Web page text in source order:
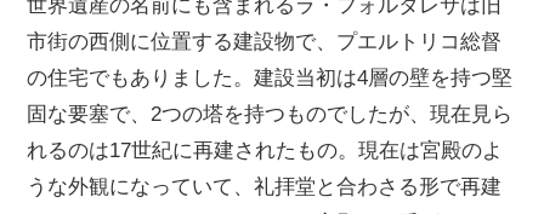
世界遺産の名前にも含まれるラ・フォルタレサは旧
市街の西側に位置する建設物で、プエルトリコ総督
の住宅でもありました。建設当初は4層の壁を持つ堅
固な要塞で、2つの塔を持つものでしたが、現在見ら
れるのは17世紀に再建されたもの。現在は宮殿のよ
うな外観になっていて、礼拝堂と合わさる形で再建